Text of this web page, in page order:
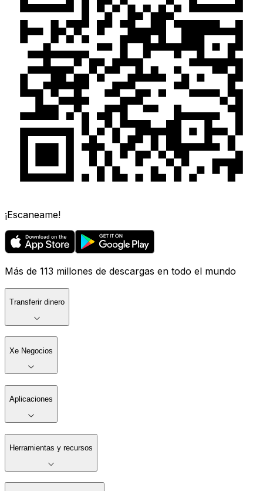
¡Escaneame!
Más de 113 millones de descargas en todo el mundo
Transferir dinero
Xe Negocios
Aplicaciones
Herramientas y recursos